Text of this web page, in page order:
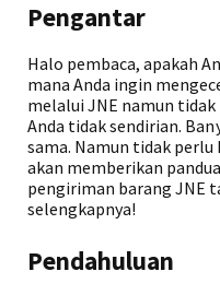
Pengantar
Halo pembaca, apakah
mana Anda ingin
melalui JNE namun
Anda tidak sendirian.
sama. Namun tidak
akan memberikan
pengiriman barang JNE
selengkapnya!
Pendahuluan